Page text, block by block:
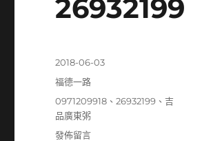
26932199
發
佈
期:
2018-06-03
分
福德一路
標
籤
0971209918 、26932199 、吉
品廣東粥
在
發佈留言